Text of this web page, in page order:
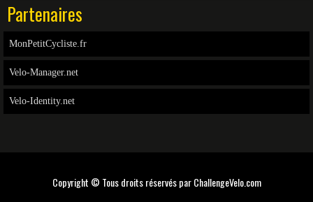
Partenaires
MonPetitCycliste.fr
Velo-Manager.net
Velo-Identity.net
Copyright © Tous droits réservés parChallengeVelo.com